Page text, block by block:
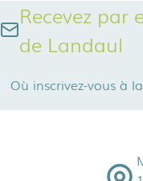
Recevez
de Landaul
Où inscrivez-vous à